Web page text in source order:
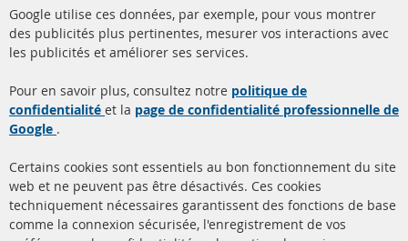
info@contra-automotive.de
facebook
instagram
Filtres à particules diesel
(FPD)
Catalyseur (CAT)
Capteurs
Matériel de montage
à propos de nous
livraison
Contact
Google utilise ces données, par exemple, pour vous montrer
des publicités plus pertinentes, mesurer vos interactions avec
les publicités et améliorer ses services.
Pour en savoir plus, consultez notre politique de
confidentialité et la page de confidentialité professionnelle de
Google .
Certains cookies sont essentiels au bon fonctionnement du site
web et ne peuvent pas être désactivés. Ces cookies
techniquement nécessaires garantissent des fonctions de base
comme la connexion sécurisée, l'enregistrement de vos